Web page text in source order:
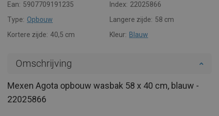
Ean: 5907709191235 Index: 22025866
Type: Opbouw Langere zijde: 58 cm
Kortere zijde: 40,5 cm Kleur: Blauw
Omschrijving
Mexen Agota opbouw wasbak 58 x 40 cm, blauw -
22025866